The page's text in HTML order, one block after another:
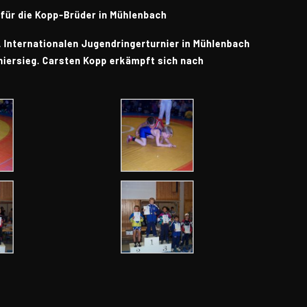
die Kopp-Brüder in Mühlenbach
Jugendringerturnier in Mühlenbach
Carsten Kopp erkämpft sich nach